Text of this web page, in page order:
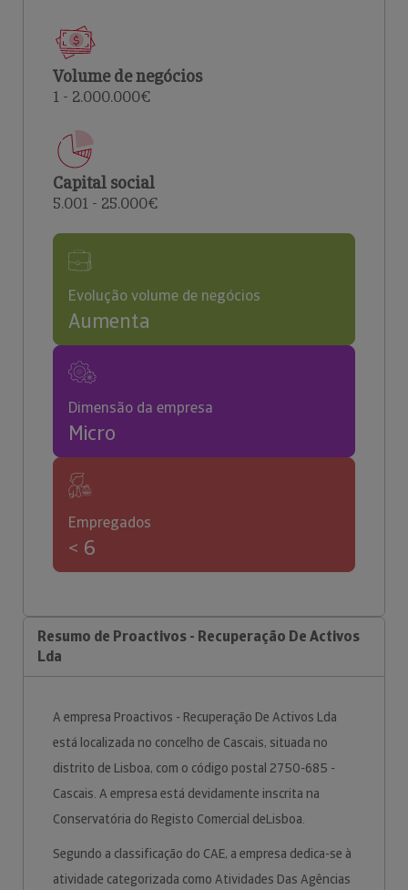
Volume de negócios
1 - 2.000.000€
Capital social
5.001 - 25.000€
Evolução volume de negócios
Aumenta
Dimensão da empresa
Micro
Empregados
< 6
Resumo de Proactivos - Recuperação De Activos
Lda
A empresa Proactivos - Recuperação De Activos Lda
está localizada no concelho de Cascais, situada no
distrito de Lisboa, com o código postal 2750-685 -
Cascais. A empresa está devidamente inscrita na
Conservatória do Registo Comercial deLisboa.
Segundo a classificação do CAE, a empresa dedica-se à
atividade categorizada como Atividades Das Agências